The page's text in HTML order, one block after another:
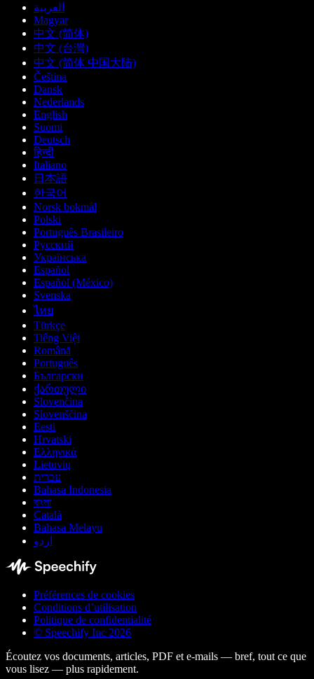
العربية
Magyar
中文 (简体)
中文 (台灣)
中文 (简体 中国大陆)
Čeština
Dansk
Nederlands
English
Suomi
Deutsch
हिन्दी
Italiano
日本語
한국어
Norsk bokmål
Polski
Português Brasileiro
Русский
Українська
Español
Español (México)
Svenska
ไทย
Türkçe
Tiếng Việt
Română
Português
Български
ქართული
Slovenčina
Slovenščina
Eesti
Hrvatski
Ελληνικά
Lietuvių
עברית
Bahasa Indonesia
বাংলা
Català
Bahasa Melayu
اردو
Préférences de cookies
Conditions d’utilisation
Politique de confidentialité
© Speechify Inc 2026
Écoutez vos documents, articles, PDF et e-mails — bref, tout ce que
vous lisez — plus rapidement.